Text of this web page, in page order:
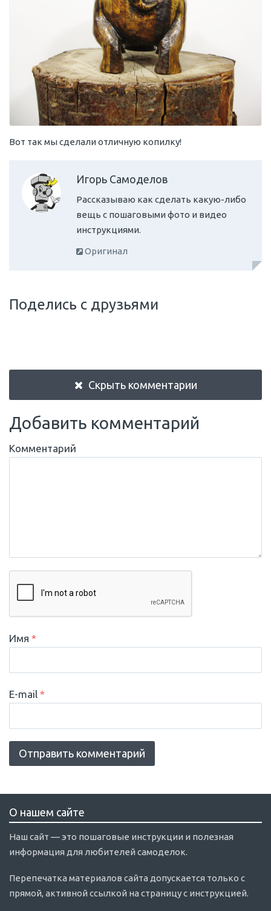
Вот так мы сделали отличную копилку!
Игорь Самоделов
Рассказываю как сделать какую-либо
вещь с пошаговыми фото и видео
инструкциями.
Оригинал
Поделись с друзьями
Скрыть комментарии
Добавить комментарий
Комментарий
Имя *
E-mail *
О нашем сайте
Наш сайт — это пошаговые инструкции и полезная
информация для любителей самоделок.
Перепечатка материалов сайта допускается только с
прямой, активной ссылкой на страницу с инструкцией.